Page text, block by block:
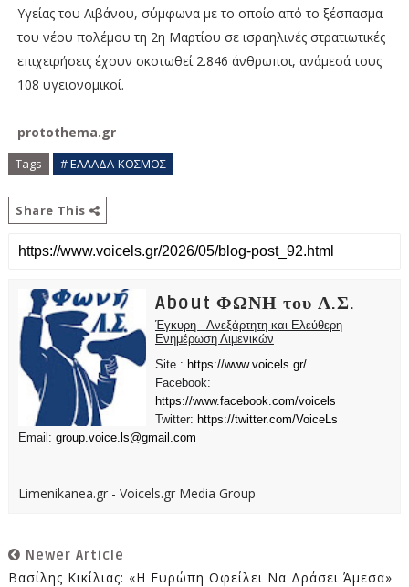
Υγείας του Λιβάνου, σύμφωνα με το οποίο από το ξέσπασμα
του νέου πολέμου τη 2η Μαρτίου σε ισραηλινές στρατιωτικές
επιχειρήσεις έχουν σκοτωθεί 2.846 άνθρωποι, ανάμεσά τους
108 υγειονομικοί.
protothema.gr
Tags # ΕΛΛΑΔΑ-ΚΟΣΜΟΣ
Share This
About ΦΩΝΗ του Λ.Σ.
Έγκυρη - Ανεξάρτητη και Ελεύθερη
Ενημέρωση Λιμενικών
Site : https://www.voicels.gr/
Facebook:
https://www.facebook.com/voicels
Twitter: https://twitter.com/VoiceLs
Email: group.voice.ls@gmail.com
Limenikanea.gr - Voicels.gr Media Group
Newer Article
Βασίλης Κικίλιας: «Η Ευρώπη Οφείλει Να Δράσει Άμεσα»